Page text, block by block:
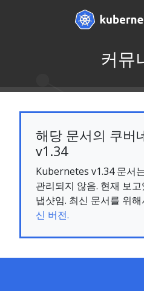
커뮤
해당 문서의 쿠버
v1.34
Kubernetes v1.34 문서
관리되지 않음. 현재 보
냅샷임. 최신 문서를 위
신 버전.